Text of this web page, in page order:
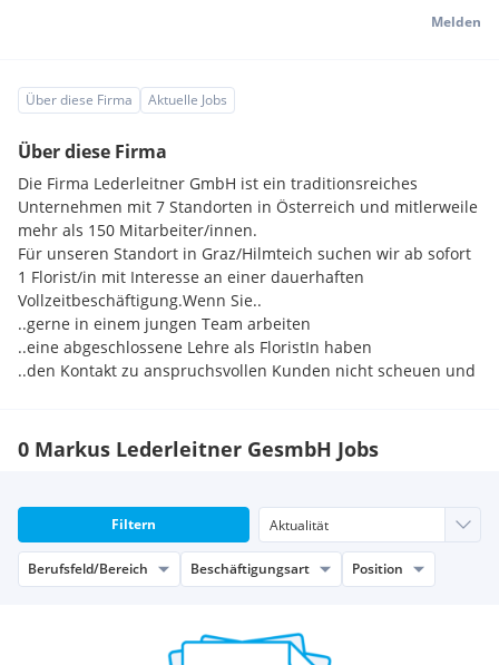
Melden
Über diese Firma Aktuelle Jobs
Über diese Firma
Die Firma Lederleitner GmbH ist ein traditionsreiches
Unternehmen mit 7 Standorten in Österreich und mitlerweile
mehr als 150 Mitarbeiter/innen.
Für unseren Standort in Graz/Hilmteich suchen wir ab sofort
1 Florist/in mit Interesse an einer dauerhaften
Vollzeitbeschäftigung.Wenn Sie..
..gerne in einem jungen Team arbeiten
..eine abgeschlossene Lehre als FloristIn haben
..den Kontakt zu anspruchsvollen Kunden nicht scheuen und
0 Markus Lederleitner GesmbH Jobs
Filtern
Berufsfeld/Bereich Beschäftigungsart Position